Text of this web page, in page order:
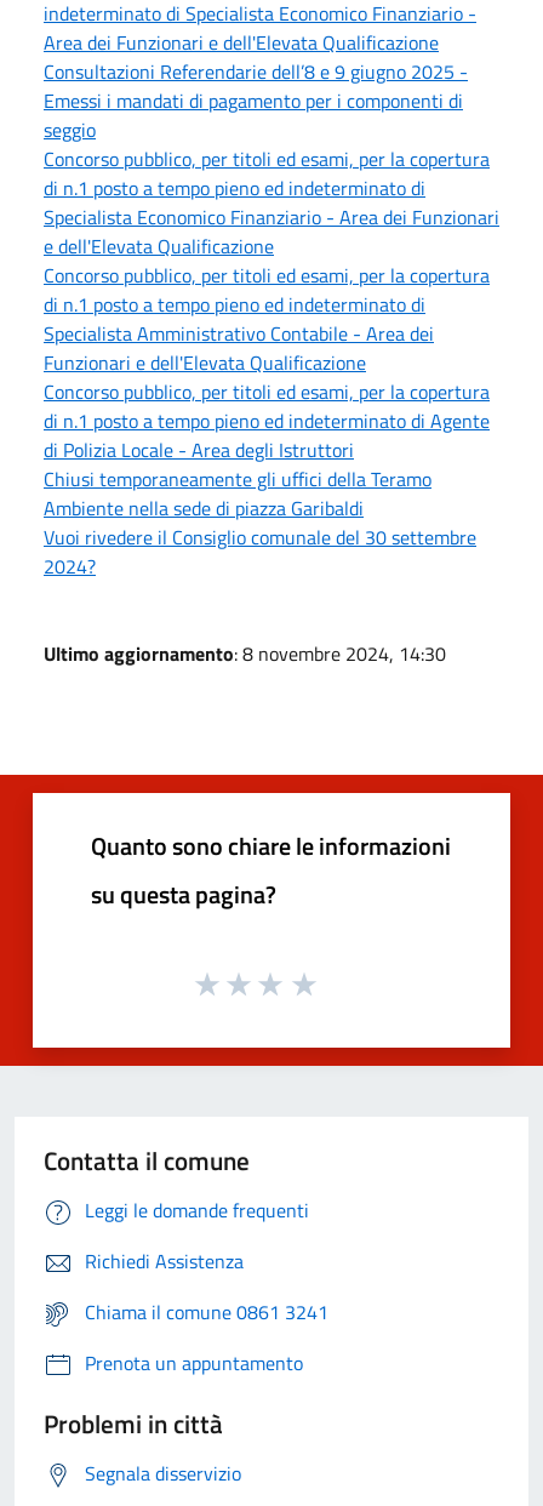
indeterminato di Specialista Economico Finanziario -
Area dei Funzionari e dell'Elevata Qualificazione
Consultazioni Referendarie dell’8 e 9 giugno 2025 -
Emessi i mandati di pagamento per i componenti di
seggio
Concorso pubblico, per titoli ed esami, per la copertura
di n.1 posto a tempo pieno ed indeterminato di
Specialista Economico Finanziario - Area dei Funzionari
e dell'Elevata Qualificazione
Concorso pubblico, per titoli ed esami, per la copertura
di n.1 posto a tempo pieno ed indeterminato di
Specialista Amministrativo Contabile - Area dei
Funzionari e dell'Elevata Qualificazione
Concorso pubblico, per titoli ed esami, per la copertura
di n.1 posto a tempo pieno ed indeterminato di Agente
di Polizia Locale - Area degli Istruttori
Chiusi temporaneamente gli uffici della Teramo
Ambiente nella sede di piazza Garibaldi
Vuoi rivedere il Consiglio comunale del 30 settembre
2024?
Ultimo aggiornamento: 8 novembre 2024, 14:30
Quanto sono chiare le informazioni
su questa pagina?
Contatta il comune
Leggi le domande frequenti
Richiedi Assistenza
Chiama il comune 0861 3241
Prenota un appuntamento
Problemi in città
Segnala disservizio